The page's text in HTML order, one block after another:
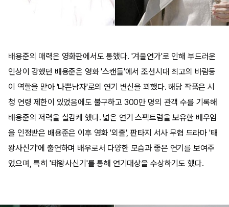
배용준의 매력은 영화판에서도 통했다. '겨울연가'로 인해 부드러운
인상이 강했던 배용준은 영화 '스캔들'에서 조선시대 최고의 바람둥
이 역할을 맡아 '나쁜남자'로의 연기 변신을 꾀했다. 해당 작품은 시
청 연령 제한이 있었음에도 불구하고 300만 명의 관객 수를 기록해
배용준의 저력을 실감케 했다. 넓은 연기 스펙트럼을 보유한 배우임
을 인정받은 배용준은 이후 영화 '외출', 판타지 서사 무협 드라마 '태
왕사신기'에 출연하며 배우로서 다양한 모습과 좋은 연기를 보여주
었으며, 특히 '태왕사신기'를 통해 연기대상을 수상하기도 했다.